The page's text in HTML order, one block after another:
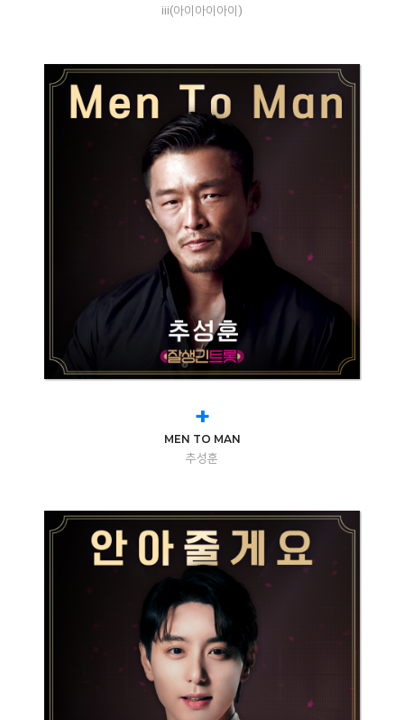
iii(아이아이아이)
+
MEN TO MAN
추성훈